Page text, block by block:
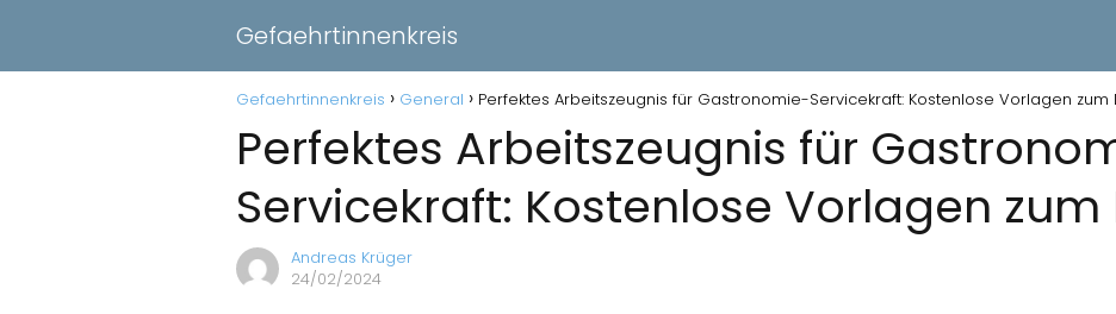
Gefaehrtinnenkreis
Gefaehrtinnenkreis General Perfektes Arbeitszeugnis für Gastronomie-Servicekraft: Kostenlose Vorlagen
Perfektes Arbeitszeugnis für
Servicekraft: Kostenlose Vorlagen
Andreas Krüger
24/02/2024